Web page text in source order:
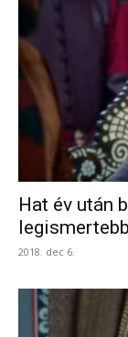
Hat év után
2018. dec 6.